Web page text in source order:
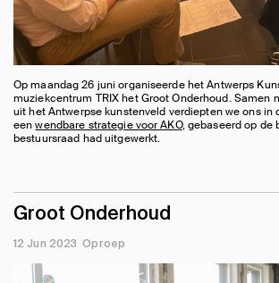
Op maandag 26 juni organiseerde het Antwerps
muziekcentrum TRIX het Groot Onderhoud. Samen
uit het Antwerpse kunstenveld verdiepten we ons in
eenwendbare strategie voor AKO, gebaseerd op de
bestuursraad had uitgewerkt.
Groot Onderhoud
12 Jun 2023 Oproep